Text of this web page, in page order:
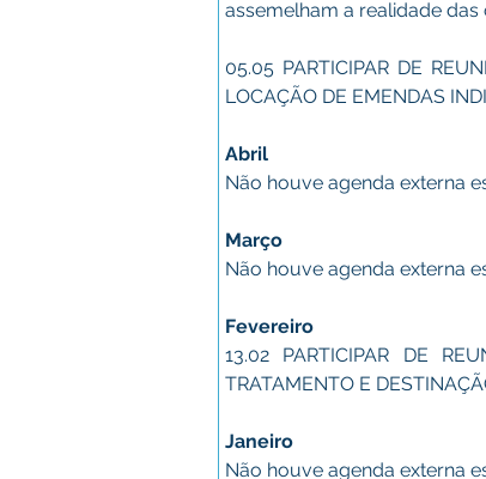
assemelham a realidade das
05.05 PARTICIPAR DE
LOCAÇÃO DE EMENDAS
Abril
Não houve agenda externa
Março
Não houve agenda externa
Fevereiro
13.02 PARTICIPAR DE
TRATAMENTO E
Janeiro
Não houve agenda externa